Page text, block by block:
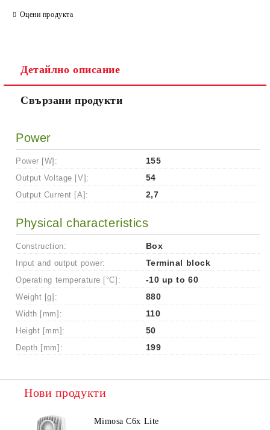
Ние ще се свържем с вас в рамките на работния ден.
Оцени продукта
Детайлно описание
Свързани продукти
Power
Power [W]:
155
Output Voltage [V]:
54
Output Current [A]:
2,7
Physical characteristics
Construction:
Box
Input and output power:
Terminal block
Operating temperature [°C]:
-10 up to 60
Weight [g]:
880
Width [mm]:
110
Height [mm]:
50
Depth [mm]:
199
Нови продукти
Mimosa C6x Lite